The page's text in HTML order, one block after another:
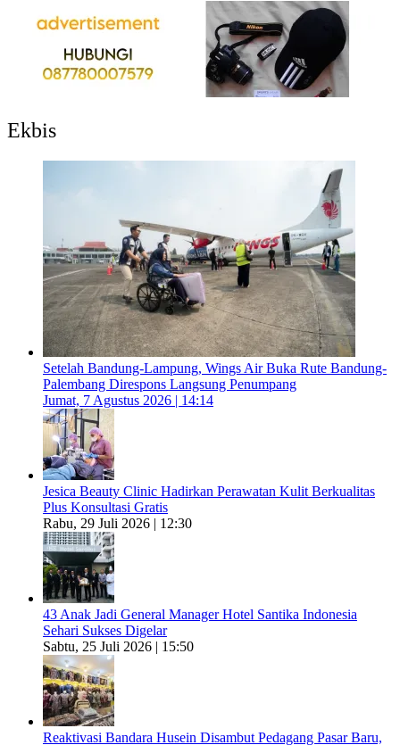
Ekbis
Setelah Bandung-Lampung, Wings Air Buka Rute Bandung-
Palembang Direspons Langsung Penumpang
Jumat, 7 Agustus 2026 | 14:14
Jesica Beauty Clinic Hadirkan Perawatan Kulit Berkualitas
Plus Konsultasi Gratis
Rabu, 29 Juli 2026 | 12:30
43 Anak Jadi General Manager Hotel Santika Indonesia
Sehari Sukses Digelar
Sabtu, 25 Juli 2026 | 15:50
Reaktivasi Bandara Husein Disambut Pedagang Pasar Baru,